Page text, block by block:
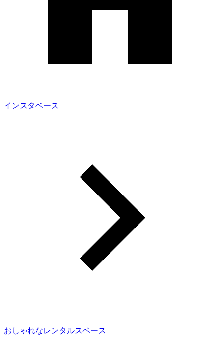
インスタベース
おしゃれなレンタルスペース